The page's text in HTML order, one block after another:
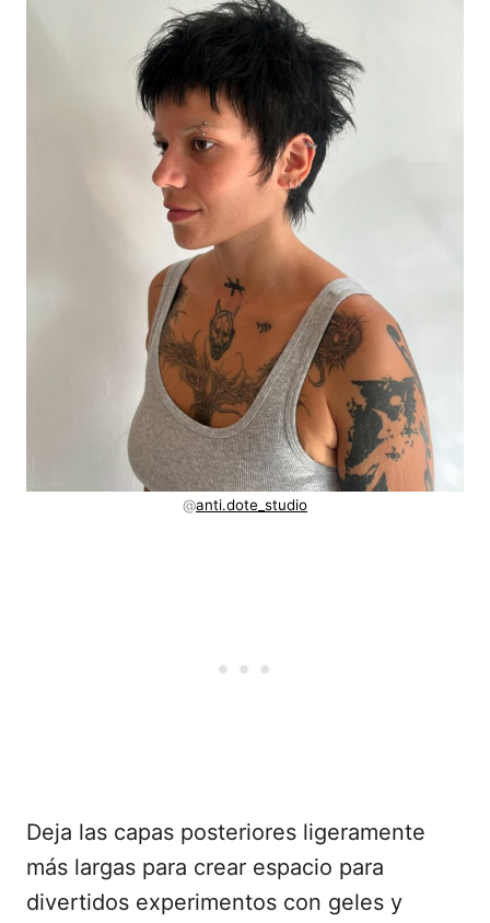
@anti.dote_studio
Deja las capas posteriores ligeramente
más largas para crear espacio para
divertidos experimentos con geles y